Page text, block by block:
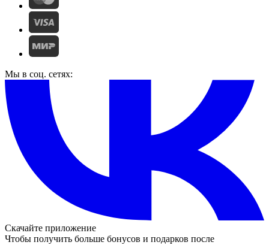
Мы в соц. сетях:
Скачайте приложение
Чтобы получить больше бонусов и подарков после